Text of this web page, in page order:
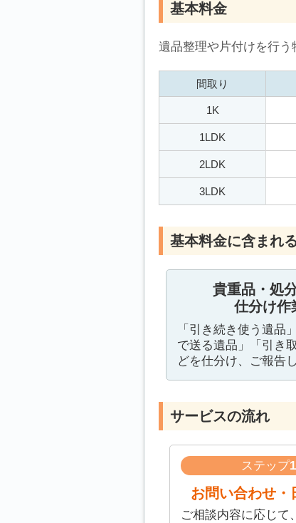
基本料金
遺品整理や片付けを行う
間取り
1K
1LDK
2LDK
3LDK
基本料金に含まれ
貴重品・処
仕分け作
「引き続き使う遺品
で送る遺品」「引き
どを仕分け、ご報告
サービスの流れ
ステップ1
お問い合わせ・
ご相談内容に応じて